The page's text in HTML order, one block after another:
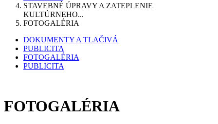
STAVEBNÉ ÚPRAVY A ZATEPLENIE
KULTÚRNEHO...
FOTOGALÉRIA
DOKUMENTY A TLAČIVÁ
PUBLICITA
FOTOGALÉRIA
PUBLICITA
FOTOGALÉRIA